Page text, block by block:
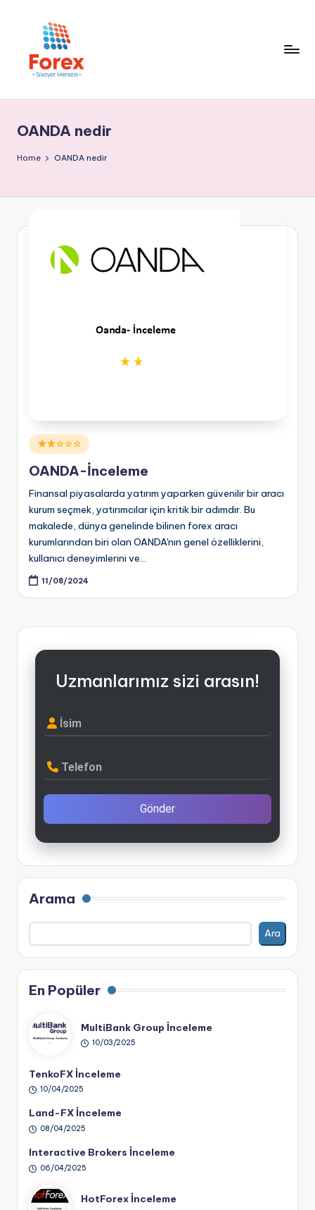
OANDA nedir
Home OANDA nedir
Posted
in
☆☆☆
OANDA-İnceleme
Finansal piyasalarda yatırım yaparken güvenilir bir aracı
kurum seçmek, yatırımcılar için kritik bir adımdır. Bu
makalede, dünya genelinde bilinen forex aracı
kurumlarından biri olan OANDA'nın genel özelliklerini,
kullanıcı deneyimlerini ve…
11/08/2024
Uzmanlarımız sizi arasın!
İsim
Telefon
Gönder
Arama
Ara
En Popüler
MultiBank Group İnceleme
10/03/2025
TenkoFX İnceleme
10/04/2025
Land-FX İnceleme
08/04/2025
Interactive Brokers İnceleme
06/04/2025
HotForex İnceleme